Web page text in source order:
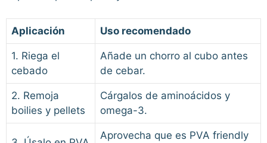
Aplicación Uso recomendado
1. Riega el
cebado
Añade un chorro al cubo antes
de cebar.
2. Remoja
boilies y pellets
Cárgalos de aminoácidos y
omega-3.
Aprovecha que es PVA friendly